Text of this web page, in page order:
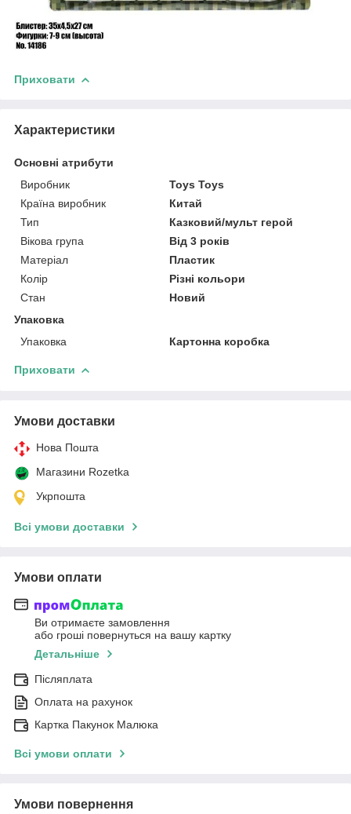
Приховати
Характеристики
Основні атрибути
Виробник
Toys Toys
Країна виробник
Китай
Тип
Казковий/мульт герой
Вікова група
Від 3 років
Матеріал
Пластик
Колір
Різні кольори
Стан
Новий
Упаковка
Упаковка
Картонна коробка
Приховати
Умови доставки
Нова Пошта
Магазини Rozetka
Укрпошта
Всі умови доставки
Умови оплати
Ви отримаєте замовлення
або гроші повернуться на вашу картку
Детальніше
Післяплата
Оплата на рахунок
Картка Пакунок Малюка
Всі умови оплати
Умови повернення